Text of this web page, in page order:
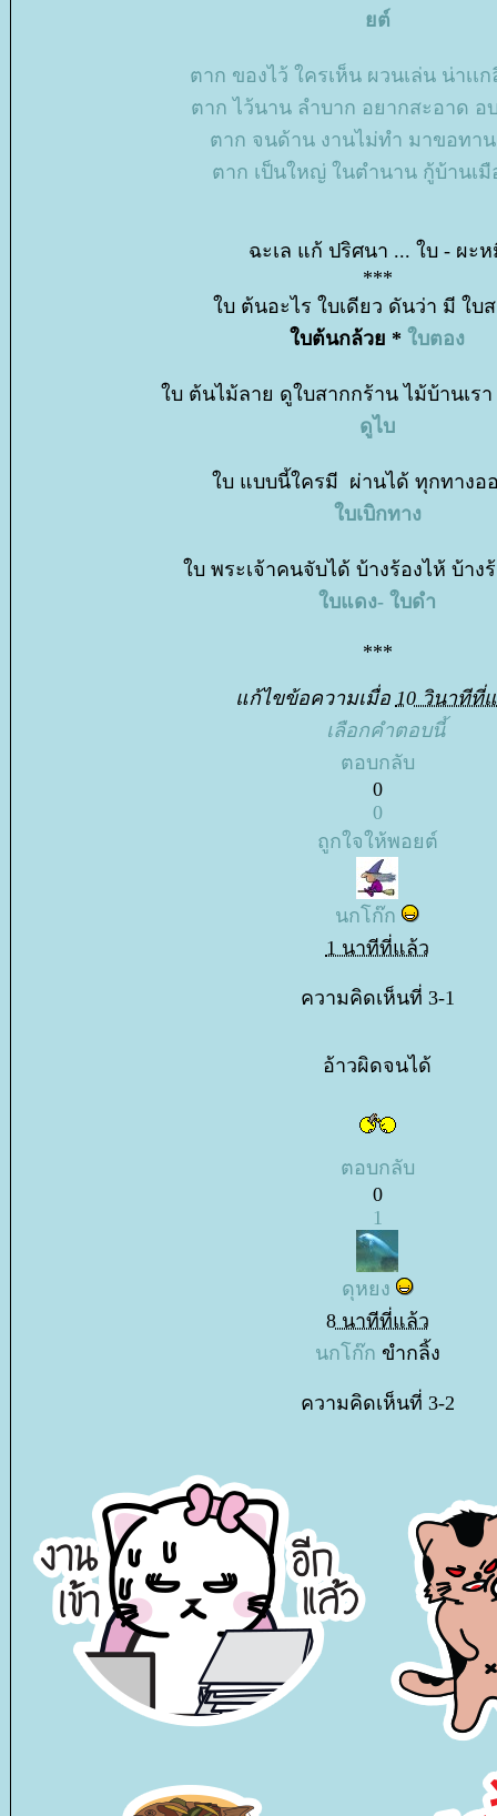
ต์
ตาก ของไว้ ใครเห็น ผวนเล่น น่าเเ
ตาก ไว้นาน ลำบาก อยากสะอาด อ
ตาก จนด้าน งานไม่ทำ มาขอทาน
ตาก เป็นใหญ่ ในตำนาน กู้บ้านเมื
ฉะเล แก้ ปริศนา ... ใบ - ผะ
***
บ ต้นอะไร ใบเดียว ดันว่า มี ใบ
บต้นกล้วย * บตอง
บ ต้นไม้ลาย ดูใบสากกร้าน ไม้บ้านเรา
ดูไบ
บ แบบนี้ใครมี ผ่านได้ ทุกทางอ
บเบิกทาง
บ พระเจ้าคนจับได้ บ้างร้องไห้ บ้าง
บแดง- ใบดำ
***
ก้ไขข้อความเมื่อ 10 วินาทีที่
เลือกคำตอบนี้
ตอบกลับ
0
0
ถูกใจให้พอยต์
นกโก๊ก
1 นาทีที่แล้ว
ความคิดเห็นที่ 3-1
อ้าวผิดจนได้
ตอบกลับ
0
1
ดุหยง
8 นาทีที่แล้ว
นกโก๊ก ขำกลิ้ง
ความคิดเห็นที่ 3-2